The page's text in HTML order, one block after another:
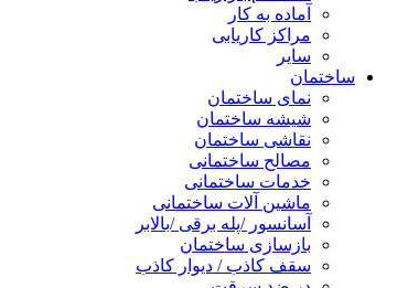
آماده به کار
مراکز کاریابی
سایر
ساختمان
نمای ساختمان
شیشه ساختمان
نقاشی ساختمان
مصالح ساختمانی
خدمات ساختمانی
ماشین آلات ساختمانی
آسانسور /پله برقی /بالابر
بازسازی ساختمان
سقف کاذب / دیوار کاذب